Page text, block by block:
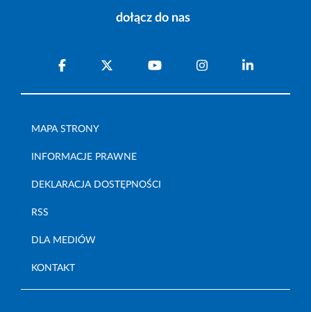
dołącz do nas
MAPA STRONY
INFORMACJE PRAWNE
DEKLARACJA DOSTĘPNOŚCI
RSS
DLA MEDIÓW
KONTAKT